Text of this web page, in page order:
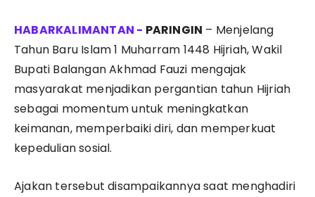
PARINGIN – Menjelang
Tahun Baru Islam 1 Muharram 1448 Hijriah, Wakil
Bupati Balangan Akhmad Fauzi mengajak
masyarakat menjadikan pergantian tahun Hijriah
sebagai momentum untuk meningkatkan
keimanan, memperbaiki diri, dan memperkuat
kepedulian sosial.
Ajakan tersebut disampaikannya saat menghadiri